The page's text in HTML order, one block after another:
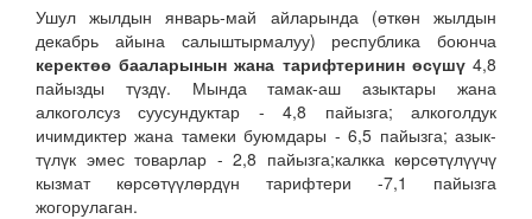
Ушул жылдын январь-май айларында (өткөн жылдын
декабрь айына салыштырмалуу) республика боюнча
керектөө бааларынын жана тарифтеринин өсүшү4,8
пайызды түздү. Мында тамак-аш азыктары жана
алкоголсуз суусундуктар - 4,8 пайызга; алкоголдук
ичимдиктер жана тамеки буюмдары - 6,5 пайызга; азык-
түлүк эмес товарлар - 2,8 пайызга;калкка көрсөтүлүүчү
кызмат көрсөтүүлөрдүн тарифтери -7,1 пайызга
жогорулаган.